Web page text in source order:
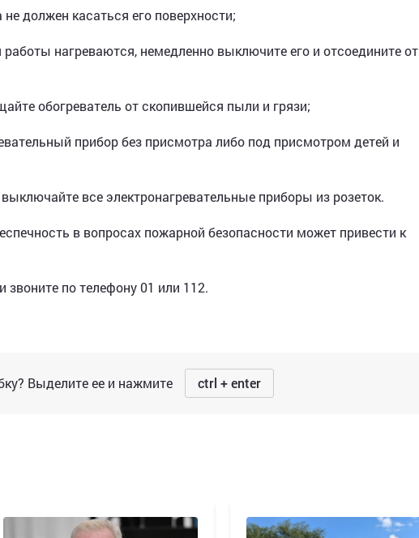
должен касаться его поверхности;
нагреваются, немедленно выключите его и отсоедините от
обогреватель от скопившейся пыли и грязи;
прибор без присмотра либо под присмотром детей и
все электронагревательные приборы из розеток.
в вопросах пожарной безопасности может привести к
по телефону 01 или 112.
Выделите ее и нажмите ctrl + enter